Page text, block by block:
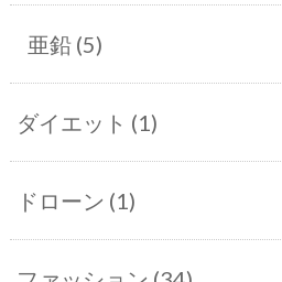
亜鉛 (5)
ダイエット (1)
ドローン (1)